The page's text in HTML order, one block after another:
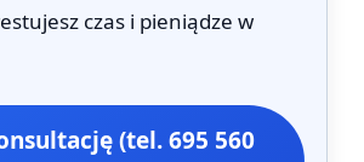
czas i pieniądze w
(tel. 695 560